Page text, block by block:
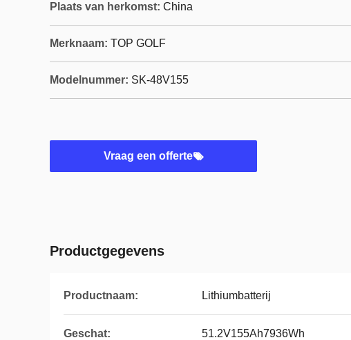
Plaats van herkomst: China
Merknaam: TOP GOLF
Modelnummer: SK-48V155
Vraag een offerte
Productgegevens
Productnaam: Lithiumbatterij
Geschat: 51.2V155Ah7936Wh